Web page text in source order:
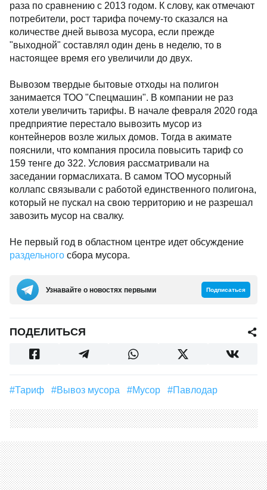
раза по сравнению с 2013 годом. К слову, как отмечают
потребители, рост тарифа почему-то сказался на
количестве дней вывоза мусора, если прежде
"выходной" составлял один день в неделю, то в
настоящее время его увеличили до двух.
Вывозом твердые бытовые отходы на полигон
занимается ТОО "Спецмашин". В компании не раз
хотели увеличить тарифы. В начале февраля 2020 года
предприятие перестало вывозить мусор из
контейнеров возле жилых домов. Тогда в акимате
пояснили, что компания просила повысить тариф со
159 тенге до 322. Условия рассматривали на
заседании гормаслихата. В самом ТОО мусорный
коллапс связывали с работой единственного полигона,
который не пускал на свою территорию и не разрешал
завозить мусор на свалку.
Не первый год в областном центре идет обсуждение
раздельного сбора мусора.
Узнавайте о новостях первыми Подписаться
ПОДЕЛИТЬСЯ
#тариф #Вывоз мусора #мусор #Павлодар